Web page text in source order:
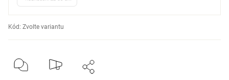
Kód: Zvolte variantu